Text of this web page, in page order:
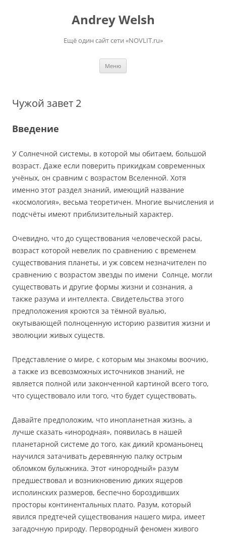
Andrey Welsh
Ещё один сайт сети «NOVLIT.ru»
Меню
Чужой завет 2
Введение
У Солнечной системы, в которой мы обитаем, большой
возраст. Даже если поверить прикидкам современных
учёных, он сравним с возрастом Вселенной. Хотя
именно этот раздел знаний, имеющий название
«космология», весьма теоретичен. Многие вычисления и
подсчёты имеют приблизительный характер.
Очевидно, что до существования человеческой расы,
возраст которой невелик по сравнению с временем
существования планеты, и уж совсем незначителен по
сравнению с возрастом звезды по имени Солнце, могли
существовать и другие формы жизни и сознания, а
также разума и интеллекта. Свидетельства этого
предположения кроются за тёмной вуалью,
окутывающей полноценную историю развития жизни и
эволюции живых существ.
Представление о мире, с которым мы знакомы воочию,
а также из всевозможных источников знаний, не
является полной или законченной картиной всего того,
что существовало или того, что будет существовать.
Давайте предположим, что инопланетная жизнь, а
лучше сказать «инородная», появилась в нашей
планетарной системе до того, как дикий кроманьонец
научился затачивать деревянную палку острым
обломком булыжника. Этот «инородный» разум
предшествовал и возникновению диких ящеров
исполинских размеров, беспечно бороздивших
просторы континентальных плато. Разум, который
явился предтечей существования нашего мира, имеет
загадочную природу. Первородный феномен живого